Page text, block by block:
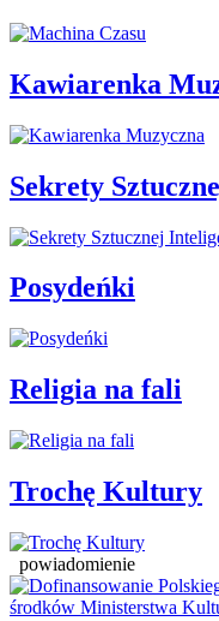
Kawiarenka
Sekrety
Posydeńki
Religia na fali
Trochę Kultury
powiadomienie